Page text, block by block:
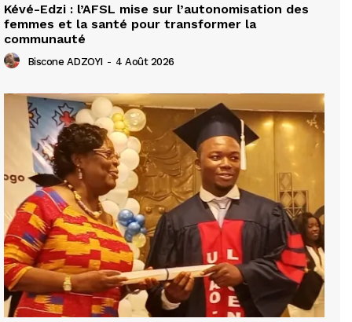
Kévé-Edzi : l’AFSL mise sur l’autonomisation des
femmes et la santé pour transformer la
communauté
Biscone ADZOYI - 4 Août 2026